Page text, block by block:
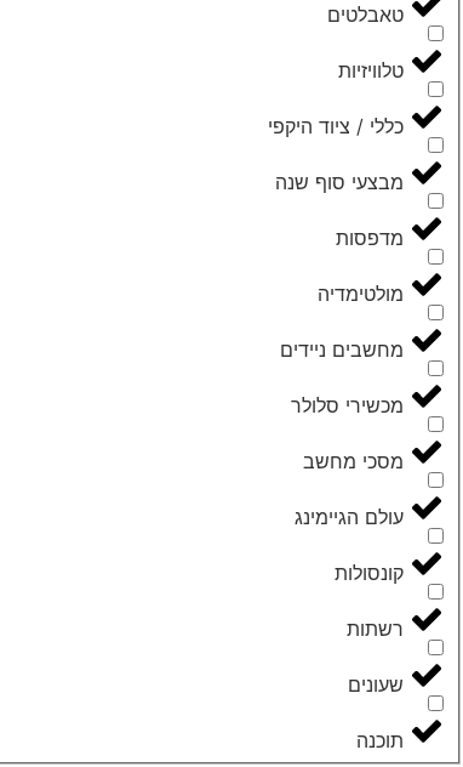
טאבלטים
טלוויזיות
כללי / ציוד היקפי
מבצעי סוף שנה
מדפסות
מולטימדיה
מחשבים ניידים
מכשירי סלולר
מסכי מחשב
עולם הגיימינג
קונסולות
רשתות
שעונים
תוכנה